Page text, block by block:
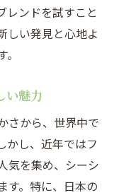
レンドを試すこと
しい発見と心地よ
い魅力
さから、世界中で
かし、近年ではフ
気を集め、シーシ
す。特に、日本の